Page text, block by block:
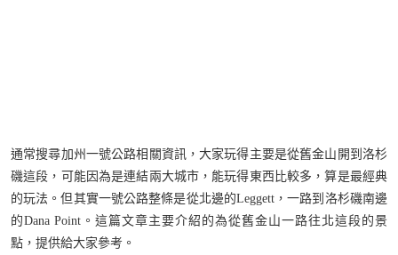
通常搜尋加州一號公路相關資訊，大家玩得主要是從舊金山開到洛杉
磯這段，可能因為是連結兩大城市，能玩得東西比較多，算是最經典
的玩法。但其實一號公路整條是從北邊的Leggett，一路到洛杉磯南邊
的Dana Point。這篇文章主要介紹的為從舊金山一路往北這段的景
點，提供給大家參考。